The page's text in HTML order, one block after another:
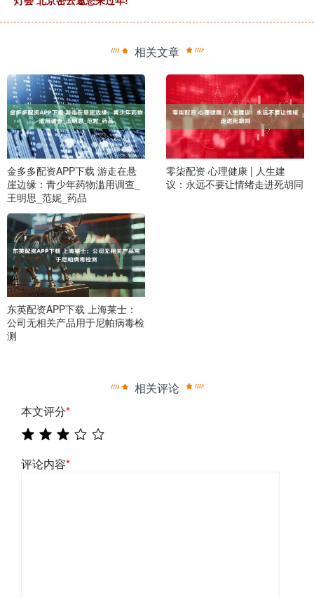
相关文章
金多多配资APP下载 游走在悬
崖边缘：青少年药物滥用调查_
王明思_范妮_药品
零柒配资 心理健康 | 人生建
议：永远不要让情绪走进死胡同
东英配资APP下载 上海莱士：
公司无相关产品用于尼帕病毒检
测
相关评论
本文评分*
评论内容*